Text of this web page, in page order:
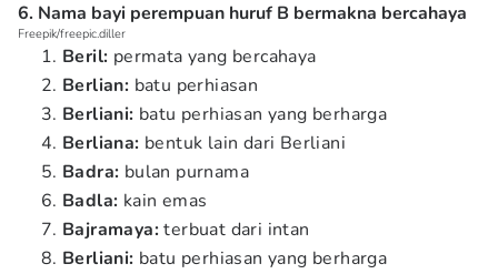
6. Nama bayi perempuan huruf B bermakna bercahaya
Freepik/freepic.diller
Beril: permata yang bercahaya
Berlian: batu perhiasan
Berliani: batu perhiasan yang berharga
Berliana: bentuk lain dari Berliani
Badra: bulan purnama
Badla: kain emas
Bajramaya:terbuat dari intan
Berliani: batu perhiasan yang berharga